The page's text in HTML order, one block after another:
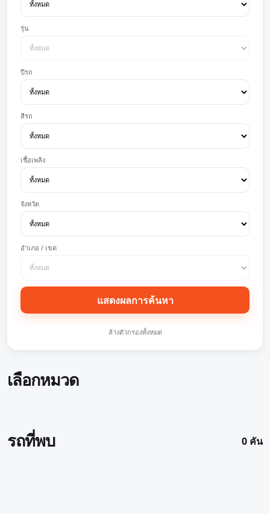
รุ่น
ปีรถ
สีรถ
เชื้อเพลิง
จังหวัด
อำเภอ / เขต
แสดงผลการค้นหา
ล้างตัวกรองทั้งหมด
เลือกหมวด
รถที่พบ 0 คัน